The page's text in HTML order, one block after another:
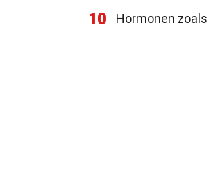
10 Hormonen